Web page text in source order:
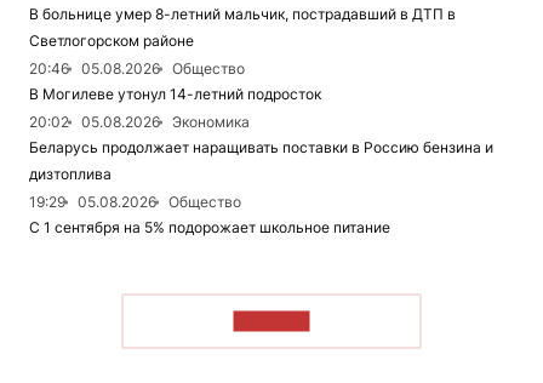
В больнице умер 8-летний мальчик, пострадавший в ДТП в
Светлогорском районе
20:46
05.08.2026
Общество
В Могилеве утонул 14-летний подросток
20:02
05.08.2026
Экономика
Беларусь продолжает наращивать поставки в Россию бензина и
дизтоплива
19:29
05.08.2026
Общество
С 1 сентября на 5% подорожает школьное питание